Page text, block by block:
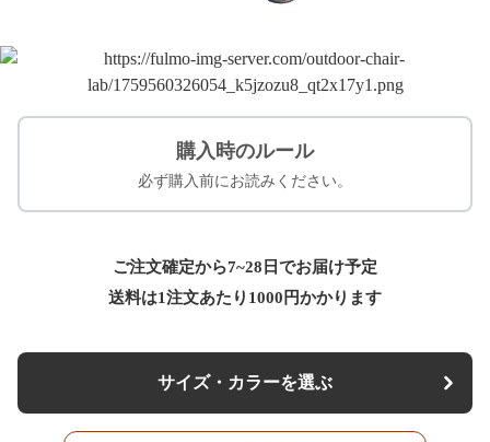
購入時のルール
必ず購入前にお読みください。
ご注文確定から7~28日でお届け予定
送料は1注文あたり 1000 円かかります
サイズ・カラーを選ぶ